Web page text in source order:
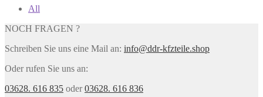
All
NOCH FRAGEN ?
Schreiben Sie uns eine Mail an: info@ddr-kfzteile.shop
Oder rufen Sie uns an:
03628. 616 835 oder03628. 616 836